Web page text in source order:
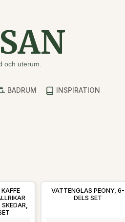
och uterum.
BADRUM INSPIRATION
VATTENGLAS PEONY, 6-
DELS SET